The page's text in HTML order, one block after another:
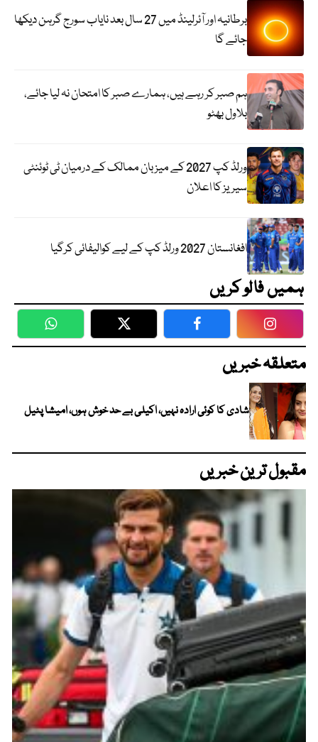
برطانیہ اور آئرلینڈ میں 27 سال بعد نایاب سورج گرہن دیکھا
جائے گا
ہم صبر کر رہے ہیں، ہمارے صبر کا امتحان نہ لیا جائے،
بلاول بھٹو
ورلڈ کپ 2027 کے میزبان ممالک کے درمیان ٹی ٹوئنٹی
سیریز کا اعلان
افغانستان 2027 ورلڈ کپ کے لیے کوالیفائی کرگیا
ہمیں فالو کریں
WhatsApp Twitter Facebook
متعلقہ خبریں
شادی کا کوئی ارادہ نہیں، اکیلی بے حد خوش ہوں، امیشا پٹیل
مقبول ترین خبریں